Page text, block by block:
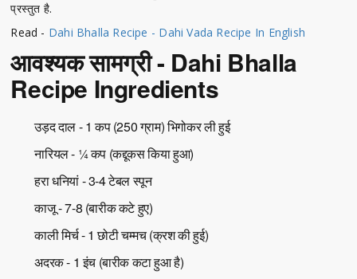
प्रस्तुत है.
Read - Dahi Bhalla Recipe - Dahi Vada Recipe In English
आवश्यक सामग्री - Dahi Bhalla
Recipe Ingredients
उड़द दाल - 1 कप (250 ग्राम) भिगोकर ली हुई
नारियल - ¼ कप (कद्दूकस किया हुआ)
हरा धनियां - 3-4 टेबल स्पून
काजू - 7-8 (बारीक कटे हुए)
काली मिर्च - 1 छोटी चम्मच (क्रश की हुई)
अदरक - 1 इंच (बारीक कटा हुआ है)